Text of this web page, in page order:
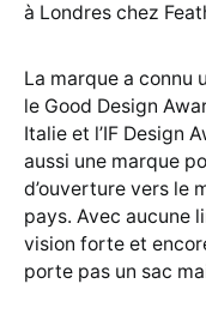
à Londres chez
La marque a connu
le Good Design
Italie et l’IF Design
aussi une marque
d’ouverture vers le
pays. Avec aucune
vision forte et
porte pas un sac